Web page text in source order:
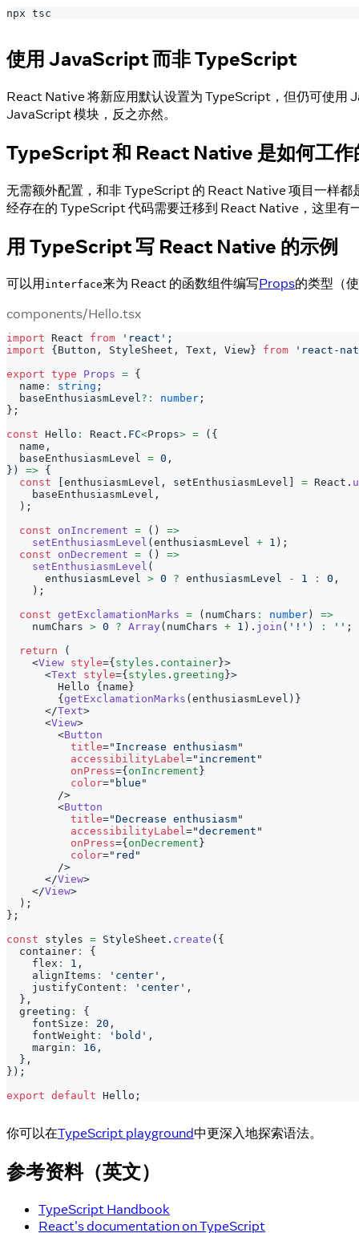
npx tsc
使用 JavaScript 而非 TypeScript
React Native 将新应用默认设置为 TypeScript，但仍可使用
JavaScript 模块，反之亦然。
TypeScript 和 React Native 是如何工作
无需额外配置，和非 TypeScript 的 React Native 项目一样都
经存在的 TypeScript 代码需要迁移到 React Native，这里有
用 TypeScript 写 React Native 的示例
可以用interface来为 React 的函数组件编写Props的类型（
components/Hello.tsx
import React from 'react' ;
import
{ Button , StyleSheet , Text , View } from
'react-
export type Props = {
  name
: string ;
  baseEnthusiasmLevel
? : number ;
} ;
const Hello : React . FC<Props> = ( {
  name
,
  baseEnthusiasmLevel
= 0 ,
} ) => {
const
enthusiasmLevel , setEnthusiasmLevel = React .
    baseEnthusiasmLevel
,
) ;
const
onIncrement = ( )
=>
setEnthusiasmLevel ( enthusiasmLevel + 1 ) ;
const
onDecrement = ( )
=>
setEnthusiasmLevel (
      enthusiasmLevel
> 0 ? enthusiasmLevel - 1 : 0 ,
) ;
const getExclamationMarks = ( numChars : number )
=>
    numChars
> 0 ? Array ( numChars + 1 ) . join ( '!' ) : '' ;
return
(
<View style={ styles . container }>
<Text style={ styles . greeting }>
        Hello
{ name }
{ getExclamationMarks ( enthusiasmLevel ) }
</Text>
<View>
<Button
title=" Increase enthusiasm"
accessibilityLabel=" increment "
onPress={ onIncrement }
color=" blue "
/>
<Button
title="Decrease enthusiasm"
accessibilityLabel="decrement "
onPress={ onDecrement }
color=" red "
/>
</View>
</View>
) ;
} ;
const styles = StyleSheet . create ( {
  container
:
{
    flex
: 1 ,
    alignItems
: 'center' ,
    justifyContent
: 'center' ,
} ,
  greeting
:
{
    fontSize
: 20 ,
    fontWeight
: 'bold' ,
    margin
: 16 ,
} ,
} ) ;
export default Hello ;
你可以在TypeScript playground中更深入地探索语法。
参考资料（英文）
TypeScript Handbook
React's documentation on TypeScript